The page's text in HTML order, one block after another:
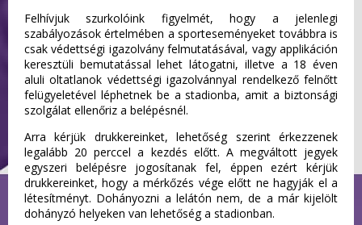
Felhívjuk szurkolóink figyelmét, hogy a jelenlegi
szabályozások értelmében a sporteseményeket továbbra is
csak védettségi igazolvány felmutatásával, vagy applikáción
keresztüli bemutatással lehet látogatni, illetve a 18 éven
aluli oltatlanok védettségi igazolvánnyal rendelkező felnőtt
felügyeletével léphetnek be a stadionba, amit a biztonsági
szolgálat ellenőriz a belépésnél.
Arra kérjük drukkereinket, lehetőség szerint érkezzenek
legalább 20 perccel a kezdés előtt. A megváltott jegyek
egyszeri belépésre jogosítanak fel, éppen ezért kérjük
drukkereinket, hogy a mérkőzés vége előtt ne hagyják el a
létesítményt. Dohányozni a lelátón nem, de a már kijelölt
dohányzó helyeken van lehetőség a stadionban.